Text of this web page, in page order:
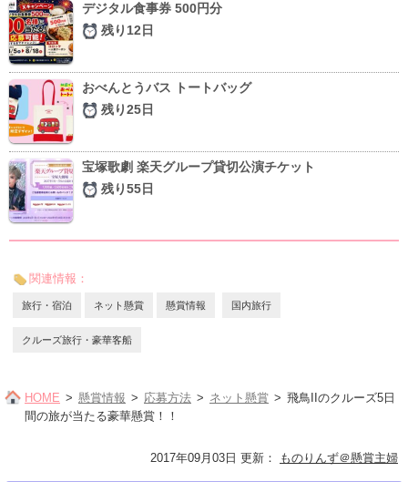
デジタル食事券 500円分
残り12日
おべんとうバス トートバッグ
残り25日
宝塚歌劇 楽天グループ貸切公演チケット
残り55日
関連情報：
旅行・宿泊 ネット懸賞 懸賞情報 国内旅行
クルーズ旅行・豪華客船
HOME 懸賞情報 応募方法 ネット懸賞
飛鳥IIのクルーズ5日
間の旅が当たる豪華懸賞！！
2017年09月03日 更新 ： ものりんず＠懸賞主婦